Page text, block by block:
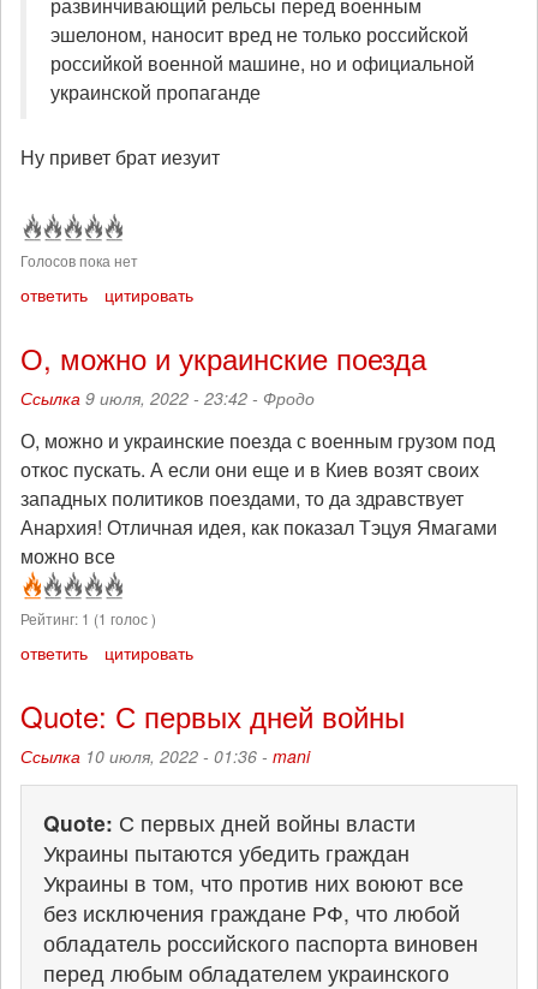
развинчивающий рельсы перед военным
эшелоном, наносит вред не только российской
российкой военной машине, но и официальной
украинской пропаганде
Ну привет брат иезуит
Голосов пока нет
ответить цитировать
О, можно и украинские поезда
Ссылка 9 июля, 2022 - 23:42 - Фродо
О, можно и украинские поезда с военным грузом под
откос пускать. А если они еще и в Киев возят своих
западных политиков поездами, то да здравствует
Анархия! Отличная идея, как показал Тэцуя Ямагами
можно все
Рейтинг: 1 (1 голос )
ответить цитировать
Quote: С первых дней войны
Ссылка 10 июля, 2022 - 01:36 - mani
Quote: С первых дней войны власти
Украины пытаются убедить граждан
Украины в том, что против них воюют все
без исключения граждане РФ, что любой
обладатель российского паспорта виновен
перед любым обладателем украинского